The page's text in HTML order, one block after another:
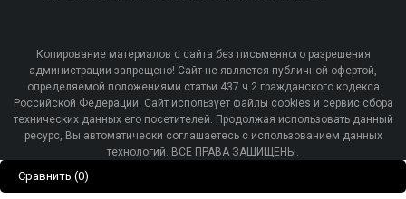
Копирование материалов с сайта без письменного разрешения
администрации запрещено! Сайт не является публичной офертой,
определяемой положениями статьи 437 ч.2 гражданского кодекса
Российской Федерации. Сайт использует файлы cookies и сервис сбора
технических данных его посетителей. Продолжая использовать данный
ресурс, Вы автоматически соглашаетесь с использованием данных
технологий. ВСЕ ПРАВА ЗАЩИЩЕНЫ.
Сравнить (0)